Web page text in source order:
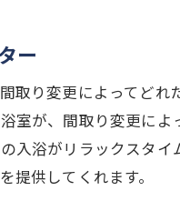
ー
取り変更によってど
室が、間取り変更に
入浴がリラックスタ
提供してくれます。